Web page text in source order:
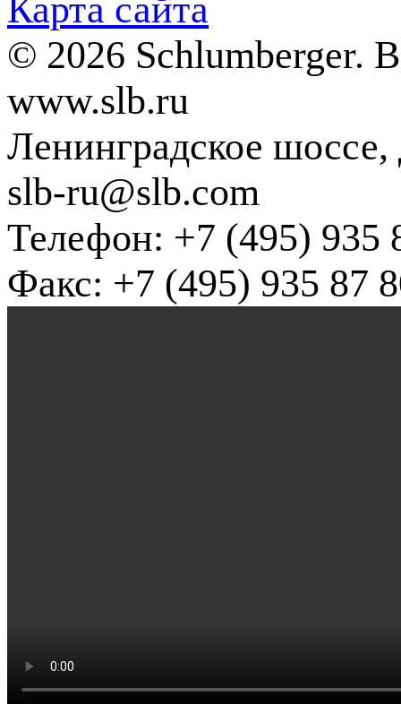
Карта сайта
© 2026 Schlumberger.
www.slb.ru
Ленинградское
slb-ru@slb.com
Телефон: +7 (495) 935
Факс: +7 (495) 935 87